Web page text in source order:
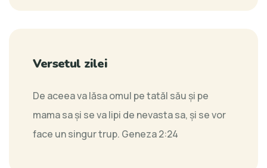
Versetul zilei
De aceea va lăsa omul pe tatăl său şi pe
mama sa şi se va lipi de nevasta sa, şi se vor
face un singur trup. Geneza 2:24